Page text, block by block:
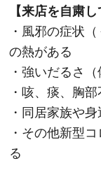
【来店を自粛し
・風邪の症状
の熱がある
・強いだるさ
・咳、痰、胸
・同居家族や
・その他新型
る